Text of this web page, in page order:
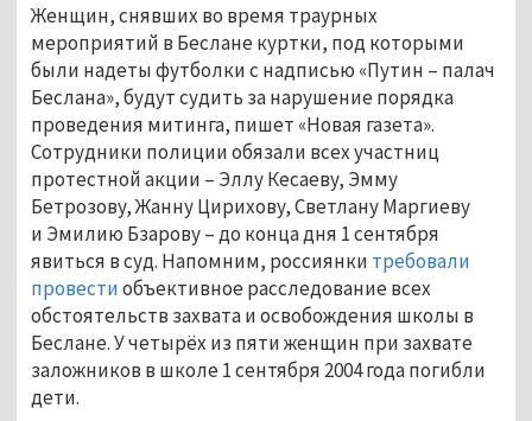
Женщин, снявших во время траурных
мероприятий в Беслане куртки, под которыми
были надеты футболки с надписью «Путин – палач
Беслана», будут судить за нарушение порядка
проведения митинга, пишет «Новая газета».
Сотрудники полиции обязали всех участниц
протестной акции – Эллу Кесаеву, Эмму
Бетрозову, Жанну Цирихову, Светлану Маргиеву
и Эмилию Бзарову – до конца дня 1 сентября
явиться в суд. Напомним, россиянки требовали
провестиобъективное расследование всех
обстоятельств захвата и освобождения школы в
Беслане. У четырёх из пяти женщин при захвате
заложников в школе 1 сентября 2004 года погибли
дети.